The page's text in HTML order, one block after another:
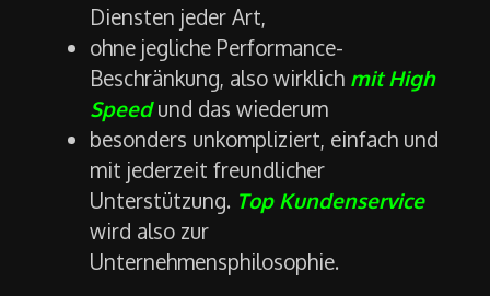
Diensten jeder Art,
ohne jegliche Performance-
Beschränkung, also wirklich mit High
Speedund das wiederum
besonders unkompliziert, einfach und
mit jederzeit freundlicher
Unterstützung. Top Kundenservice
wird also zur
Unternehmensphilosophie.